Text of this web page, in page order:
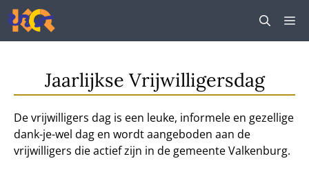
Ga
naar
de
Jaarlijkse Vrijwilligersdag
De vrijwilligers dag is een leuke, informele en gezellige
dank-je-wel dag en wordt aangeboden aan de
vrijwilligers die actief zijn in de gemeente Valkenburg.